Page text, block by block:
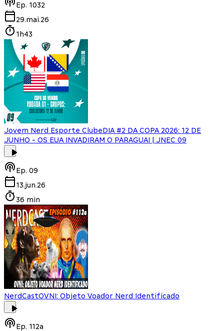
Ep. 1032
29.mai.26
1h43
Jovem Nerd Esporte ClubeDIA #2 DA COPA 2026: 12 DE
JUNHO - OS EUA INVADIRAM O PARAGUAI | JNEC 09
Ep. 09
13.jun.26
36 min
NerdCastOVNI: Objeto Voador Nerd Identificado
Ep. 112a